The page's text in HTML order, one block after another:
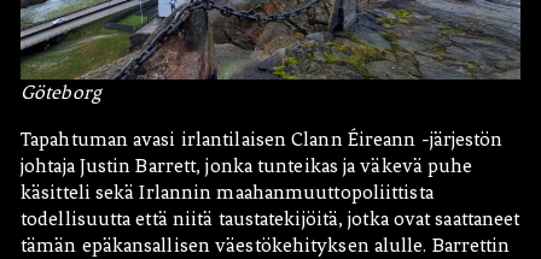
Göteborg
Tapahtuman avasi irlantilaisen Clann Éireann -järjestön
johtaja Justin Barrett, jonka tunteikas ja väkevä puhe
käsitteli sekä Irlannin maahanmuuttopoliittista
todellisuutta että niitä taustatekijöitä, jotka ovat saattaneet
tämän epäkansallisen väestökehityksen alulle. Barrettin